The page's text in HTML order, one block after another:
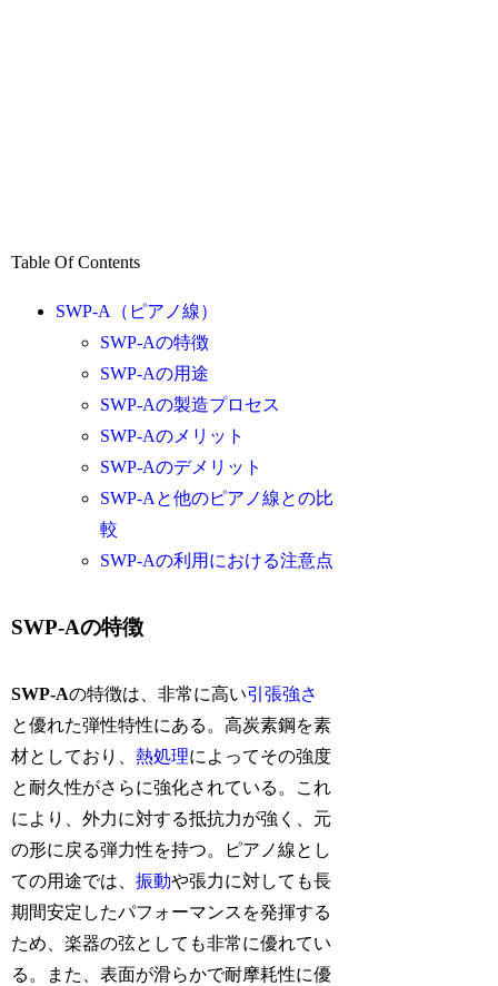
Table Of Contents
SWP-A（ピアノ線）
SWP-Aの特徴
SWP-Aの用途
SWP-Aの製造プロセス
SWP-Aのメリット
SWP-Aのデメリット
SWP-Aと他のピアノ線との比
較
SWP-Aの利用における注意点
SWP-Aの特徴
SWP-Aの特徴は、非常に高い引張強さ
と優れた弾性特性にある。高炭素鋼を素
材としており、熱処理によってその強度
と耐久性がさらに強化されている。これ
により、外力に対する抵抗力が強く、元
の形に戻る弾力性を持つ。ピアノ線とし
ての用途では、振動や張力に対しても長
期間安定したパフォーマンスを発揮する
ため、楽器の弦としても非常に優れてい
る。また、表面が滑らかで耐摩耗性に優